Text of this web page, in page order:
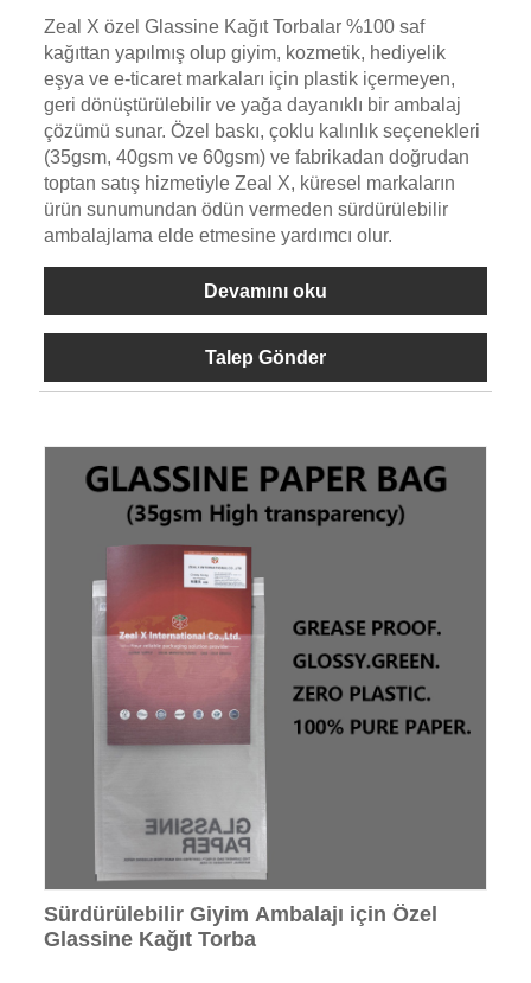
Zeal X özel Glassine Kağıt Torbalar %100 saf
kağıttan yapılmış olup giyim, kozmetik, hediyelik
eşya ve e-ticaret markaları için plastik içermeyen,
geri dönüştürülebilir ve yağa dayanıklı bir ambalaj
çözümü sunar. Özel baskı, çoklu kalınlık seçenekleri
(35gsm, 40gsm ve 60gsm) ve fabrikadan doğrudan
toptan satış hizmetiyle Zeal X, küresel markaların
ürün sunumundan ödün vermeden sürdürülebilir
ambalajlama elde etmesine yardımcı olur.
Devamını oku
Talep Gönder
Sürdürülebilir Giyim Ambalajı için Özel
Glassine Kağıt Torba